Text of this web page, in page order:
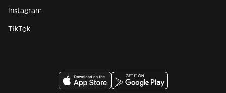
Instagram
TikTok